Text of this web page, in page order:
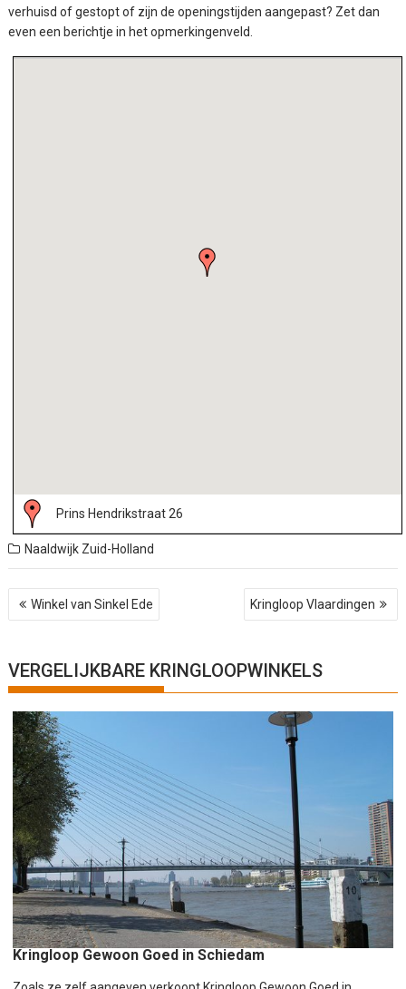
verhuisd of gestopt of zijn de openingstijden aangepast? Zet dan
even een berichtje in het opmerkingenveld.
Prins Hendrikstraat 26
Naaldwijk Zuid-Holland
e
c
h
n
a
v
i
g
a
t
i
e
Winkel van Sinkel Ede Kringloop Vlaardingen
VERGELIJKBARE KRINGLOOPWINKELS
Kringloop Gewoon Goed in Schiedam